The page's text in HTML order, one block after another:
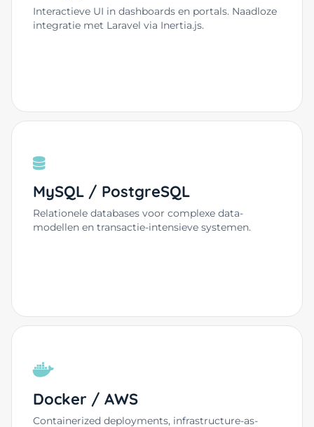
Interactieve UI in dashboards en portals. Naadloze
integratie met Laravel via Inertia.js.
MySQL / PostgreSQL
Relationele databases voor complexe data-
modellen en transactie-intensieve systemen.
Docker / AWS
Containerized deployments, infrastructure-as-